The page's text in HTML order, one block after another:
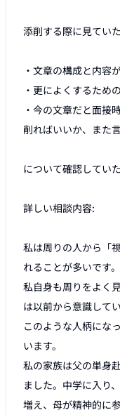
添削する際に見てい
・文章の構成と内容
・更によくするため
・今の文章だと面接
削ればいいか、また
について確認してい
詳しい相談内容:
私は周りの人から「
れることが多いです。
私自身も周りをよく
は以前から意識してい
このような人柄にな
います。
私の家族は父の単身
ました。中学に入り
増え、母が精神的に